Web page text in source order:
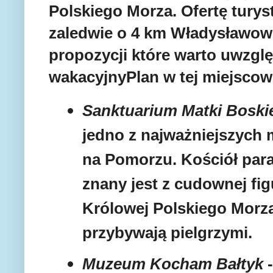
Polskiego Morza. Ofertę
zaledwie o 4 km
propozycji które warto
wakacyjnyPlan w tej
Sanktuarium Matki
jedno z najważniejszych
na Pomorzu. Kościół
znany jest z cudownej
Królowej Polskiego
przybywają pielgrzymi.
Muzeum Kocham Bałtyk-